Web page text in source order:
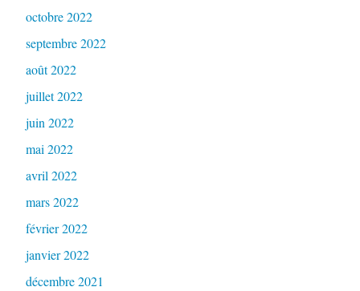
octobre 2022
septembre 2022
août 2022
juillet 2022
juin 2022
mai 2022
avril 2022
mars 2022
février 2022
janvier 2022
décembre 2021